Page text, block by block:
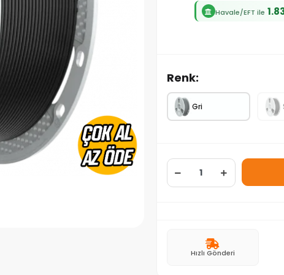
Havale/EFT ile
Renk:
Gri
Hızlı Gönderi